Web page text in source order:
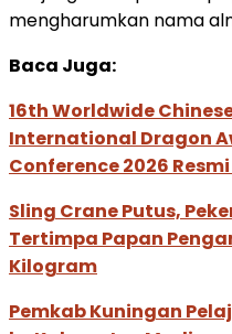
mengharumkan nama
Baca Juga:
16th Worldwide
International Dragon
Conference 2026
Sling Crane Putus,
Tertimpa Papan
Kilogram
Pemkab Kuningan